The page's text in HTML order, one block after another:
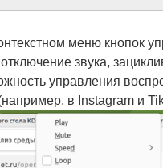
меню кнопок
звука,
управления
в Instagram и